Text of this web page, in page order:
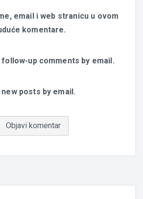
email i web stranicu u ovom
komentare.
up comments by email.
posts by email.